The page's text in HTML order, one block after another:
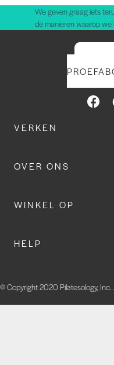
We geven graag iets
de manieren waarop we
VERKEN
OVER ONS
WINKEL OP
HELP
© Copyright 2020 Pilatesology,